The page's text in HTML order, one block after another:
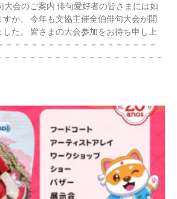
会のご案内 俳句愛好者の皆さまには如
か。 今年も文協主催全伯俳句大会が開
た。 皆さまの大会参加をお待ち申し上
－－－－－－－－－－－－－－－－－－
－－－－－－－－－－－－－－－－－－－